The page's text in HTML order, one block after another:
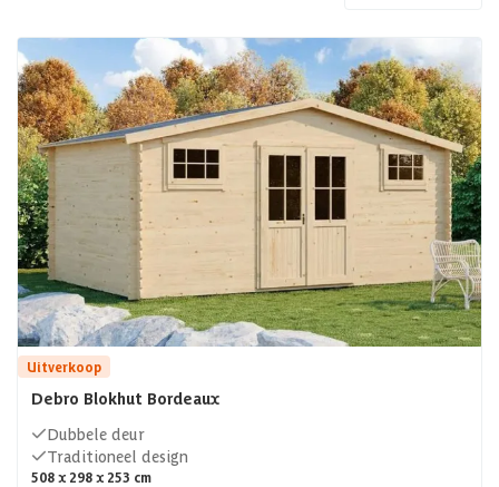
Uitverkoop
Debro Blokhut Bordeaux
Dubbele deur
Traditioneel design
508 x 298 x 253 cm